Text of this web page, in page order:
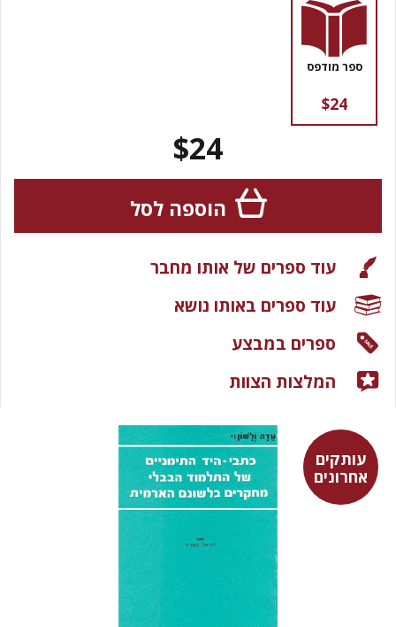
עותקים
אחרונים
ספר מודפס
$24
$24
הוספה לסל
עוד ספרים של אותו מחבר
עוד ספרים באותו נושא
ספרים במבצע
המלצות הצוות